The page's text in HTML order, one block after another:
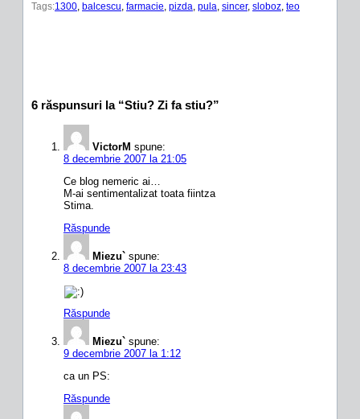
Tags:1300, balcescu, farmacie, pizda, pula, sincer, sloboz, teo
6 răspunsuri la “Stiu? Zi fa stiu?”
VictorM spune:
8 decembrie 2007 la 21:05
Ce blog nemeric ai…
M-ai sentimentalizat toata fiintza
Stima.
Răspunde
Miezu` spune:
8 decembrie 2007 la 23:43
Răspunde
Miezu` spune:
9 decembrie 2007 la 1:12
ca un PS:
Răspunde